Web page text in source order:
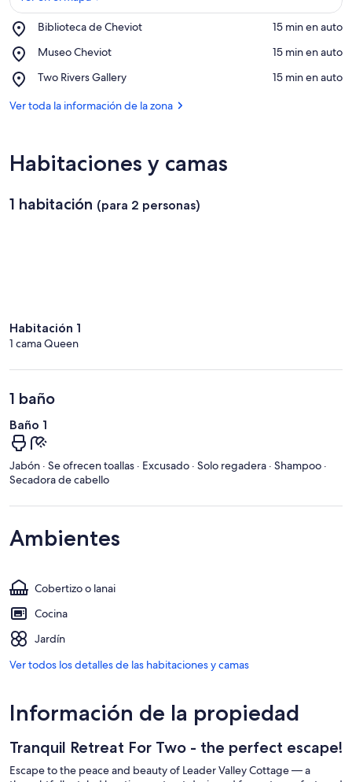
Biblioteca de Cheviot
Place,
de
‪15 min en auto‬
Museo Cheviot
Place,
Cheviot
‪15 min en auto‬
Two Rivers Gallery
Place,
Rivers
‪15 min en auto‬
Ver toda la información de la zona
Habitaciones y camas
1 habitación (para 2 personas)
Habitación 1
1 cama Queen
1 baño
Baño 1
Jabón · Se ofrecen toallas · Excusado · Solo regadera · Shampoo ·
Secadora de cabello
Ambientes
Cobertizo o lanai
Cocina
Jardín
Ver todos los detalles de las habitaciones y camas
Información de la propiedad
Tranquil Retreat For Two - the perfect escape!
Escape to the peace and beauty of Leader Valley Cottage — a